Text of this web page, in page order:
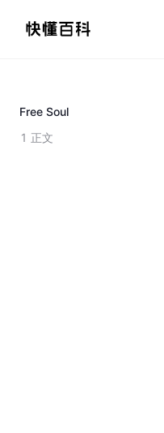
Free Soul
1 正文